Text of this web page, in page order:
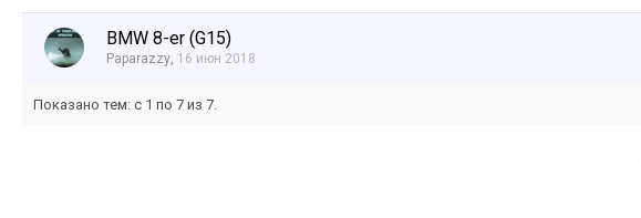
BMW 8-er (G15)
Paparazzy, 16 июн 2018
Показано тем: с 1 по 7 из 7.